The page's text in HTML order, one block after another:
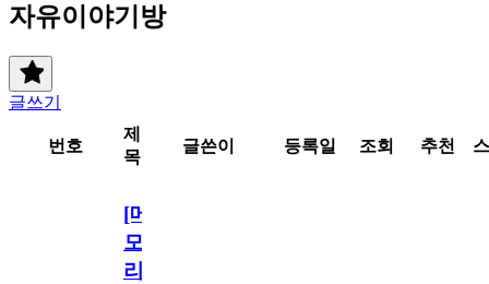
자유이야기방
글쓰기
번호
제
목
글쓴이 등록일 조회 추천
[메
모
리